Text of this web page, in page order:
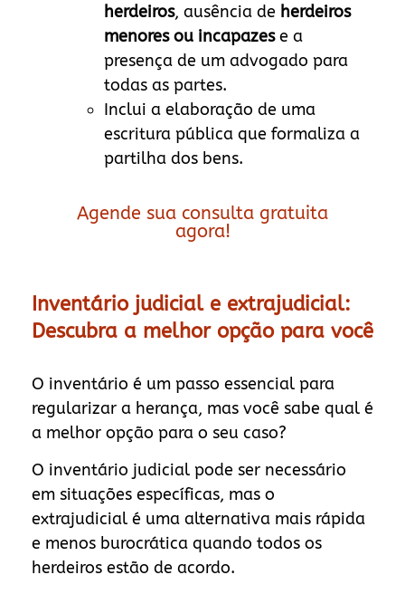
herdeiros, ausência de herdeiros
menores ou incapazese a
presença de um advogado para
todas as partes.
Inclui a elaboração de uma
escritura pública que formaliza a
partilha dos bens.
Agende sua consulta gratuita
agora!
Inventário judicial e extrajudicial:
Descubra a melhor opção para você
O inventário é um passo essencial para
regularizar a herança, mas você sabe qual é
a melhor opção para o seu caso?
O inventário judicial pode ser necessário
em situações específicas, mas o
extrajudicial é uma alternativa mais rápida
e menos burocrática quando todos os
herdeiros estão de acordo.